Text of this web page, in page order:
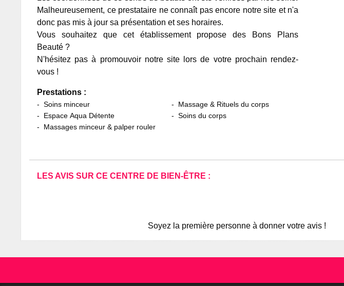
Malheureusement, ce prestataire ne connaît pas encore notre site et n'a
donc pas mis à jour sa présentation et ses horaires.
Vous souhaitez que cet établissement propose des Bons Plans
Beauté ?
N'hésitez pas à promouvoir notre site lors de votre prochain rendez-
vous !
Prestations :
Soins minceur
Espace Aqua Détente
Massages minceur & palper rouler
Massage & Rituels du corps
Soins du corps
LES AVIS SUR CE CENTRE DE BIEN-ÊTRE :
Soyez la première personne à donner votre avis !